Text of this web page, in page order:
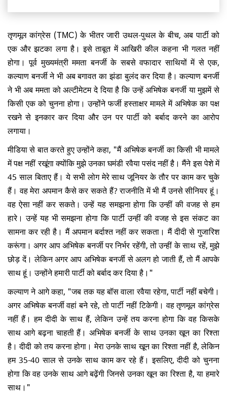
तृणमूल कांग्रेस (TMC) के भीतर जारी उथल-पुथल के बीच, अब पार्टी को
एक और झटका लगा है। इसे ताबूत में आखिरी कील कहना भी गलत नहीं
होगा। पूर्व मुख्यमंत्री ममता बनर्जी के सबसे वफादार साथियों में से एक,
कल्याण बनर्जी ने भी अब बगावत का झंडा बुलंद कर दिया है। कल्याण बनर्जी
ने भी अब ममता को अल्टीमेटम दे दिया है कि उन्हें अभिषेक बनर्जी या मुझमें से
किसी एक को चुनना होगा। उन्होंने फर्जी हस्ताक्षर मामले में अभिषेक का पक्ष
रखने से इनकार कर दिया और उन पर पार्टी को बर्बाद करने का आरोप
लगाया।
मीडिया से बात करते हुए उन्होंने कहा, "मैं अभिषेक बनर्जी का किसी भी मामले
में पक्ष नहीं रखूंगा क्योंकि मुझे उनका घमंडी रवैया पसंद नहीं है। मैंने इस पेशे में
45 साल बिताए हैं। ये सभी लोग मेरे साथ जूनियर के तौर पर काम कर चुके
हैं। वह मेरा अपमान कैसे कर सकते हैं? राजनीति में भी मैं उनसे सीनियर हूं।
वह ऐसा नहीं कर सकते। उन्हें यह समझना होगा कि उन्हीं की वजह से हम
हारे। उन्हें यह भी समझना होगा कि पार्टी उन्हीं की वजह से इस संकट का
सामना कर रही है। मैं अपमान बर्दाश्त नहीं कर सकता। मैं दीदी से गुजारिश
करूंगा। अगर आप अभिषेक बनर्जी पर निर्भर रहेंगी, तो उन्हीं के साथ रहें, मुझे
छोड़ दें। लेकिन अगर आप अभिषेक बनर्जी से अलग हो जाती हैं, तो मैं आपके
साथ हूं। उन्होंने हमारी पार्टी को बर्बाद कर दिया है।"
कल्याण ने आगे कहा, "जब तक यह बॉस वाला रवैया रहेगा, पार्टी नहीं बचेगी।
अगर अभिषेक बनर्जी वहां बने रहे, तो पार्टी नहीं टिकेगी। वह तृणमूल कांग्रेस
नहीं हैं। हम दीदी के साथ हैं, लेकिन उन्हें तय करना होगा कि वह किसके
साथ आगे बढ़ना चाहती हैं। अभिषेक बनर्जी के साथ उनका खून का रिश्ता
है। दीदी को तय करना होगा। मेरा उनके साथ खून का रिश्ता नहीं है, लेकिन
हम 35-40 साल से उनके साथ काम कर रहे हैं। इसलिए, दीदी को चुनना
होगा कि वह उनके साथ आगे बढ़ेंगी जिनसे उनका खून का रिश्ता है, या हमारे
साथ।"